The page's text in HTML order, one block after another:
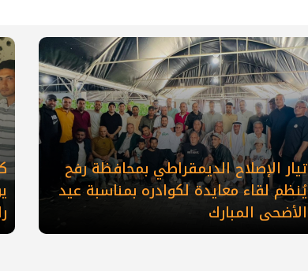
تيار الإصلاح الديمقراطي بمحافظة رفح
يُنظم لقاء معايدة لكوادره بمناسبة عيد
الأضحى المبارك